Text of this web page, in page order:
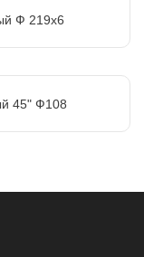
Ф 219х6
45" Ф108